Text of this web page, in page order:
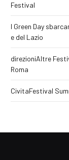
Festival
I Green Day
e del Lazio
direzioniAltre
Roma
CivitaFestival